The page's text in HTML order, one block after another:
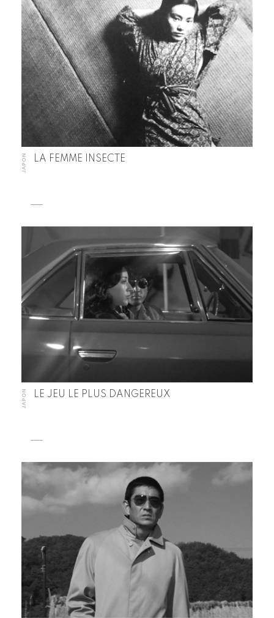
JAPON LA FEMME INSECTE
JAPON LE JEU LE PLUS DANGEREUX